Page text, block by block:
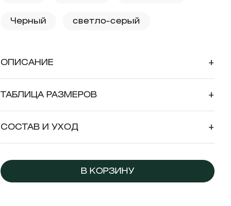
Черный светло-серый
ОПИСАНИЕ +
ТАБЛИЦА РАЗМЕРОВ +
СОСТАВ И УХОД +
В КОРЗИНУ